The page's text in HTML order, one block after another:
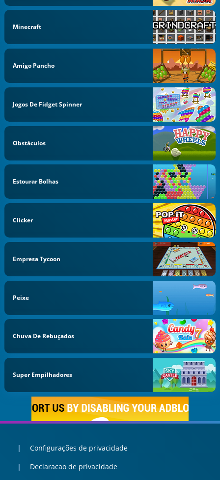
Minecraft
Amigo Pancho
Jogos De Fidget Spinner
Obstáculos
Estourar Bolhas
Clicker
Empresa Tycoon
Peixe
Chuva De Rebuçados
Super Empilhadores
Configurações de privacidade
Declaracao de privacidade